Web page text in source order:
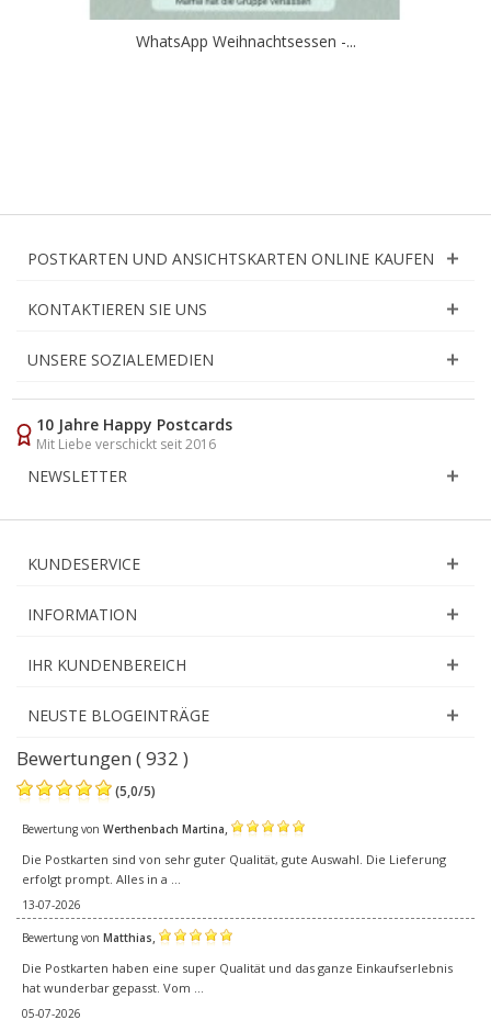
WhatsApp Weihnachtsessen -...
POSTKARTEN UND ANSICHTSKARTEN ONLINE KAUFEN
KONTAKTIEREN SIE UNS
UNSERE SOZIALEMEDIEN
10 Jahre Happy Postcards
Mit Liebe verschickt seit 2016
NEWSLETTER
KUNDESERVICE
INFORMATION
IHR KUNDENBEREICH
NEUSTE BLOGEINTRÄGE
Bewertungen ( 932 )
(5,0/5)
Bewertung von Werthenbach Martina,
Die Postkarten sind von sehr guter Qualität, gute Auswahl. Die Lieferung
erfolgt prompt. Alles in a ...
13-07-2026
Bewertung von Matthias,
Die Postkarten haben eine super Qualität und das ganze Einkaufserlebnis
hat wunderbar gepasst. Vom ...
05-07-2026